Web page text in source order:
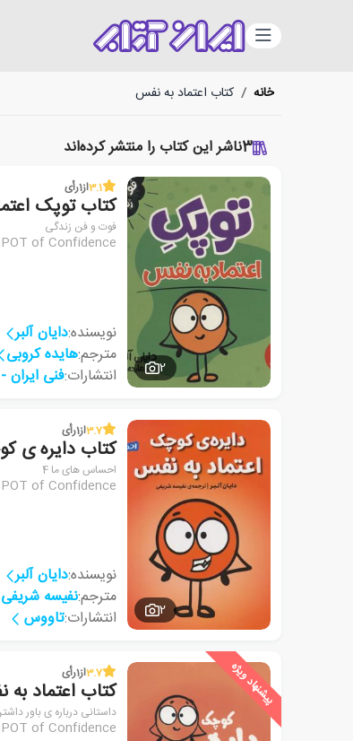
دسته‌بندی
خانه / کتاب اعتماد به نفس
3ناشر این کتاب را منتشر کرده‌اند
2
3.1از1رأی
کتاب توپک
فوت و فن زندگی
of Confidence
نویسنده:دایان آلبر
مترجم:هایده کروبی
انتشارات:فنی ایران
2
3.7از1رأی
کتاب دایره ی
احساس های ما 4
of Confidence
نویسنده:دایان آلبر
مترجم:نفیسه
انتشارات:تاووس
پیشنهاد ویژه 3.7از1رأی
کتاب اعتماد
داستانی درباره ی باور
of Confidence